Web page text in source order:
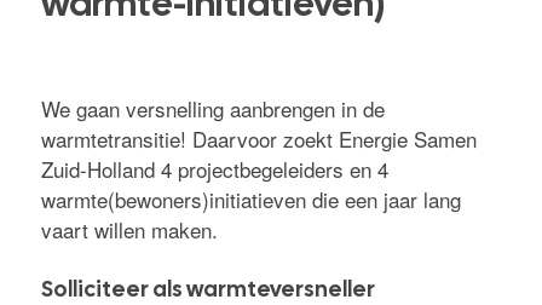
We gaan versnelling aanbrengen in de
warmtetransitie! Daarvoor zoekt Energie Samen
Zuid-Holland 4 projectbegeleiders en 4
warmte(bewoners)initiatieven die een jaar lang
vaart willen maken.
Solliciteer als warmteversneller